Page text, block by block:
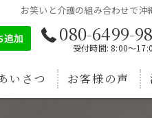
お笑いと介護の組み合わせで
080-6499-
受付時間: 8:00～
いさつ お客様の声